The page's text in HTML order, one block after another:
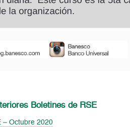
Boletines de RSE
– Octubre 2020